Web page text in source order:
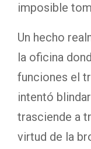
imposible
Un hecho
la oficina
funciones el
intentó
trasciende a
virtud de la